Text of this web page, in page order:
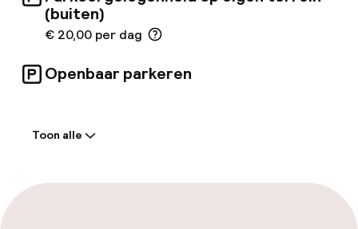
(buiten)
€ 20,00 per dag
Openbaar parkeren
Meertalige medewerkers
Toon alle